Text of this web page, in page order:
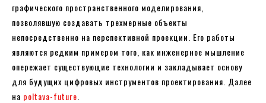
графического пространственного моделирования,
позволявшую создавать трехмерные объекты
непосредственно на перспективной проекции. Его работы
являются редким примером того, как инженерное мышление
опережает существующие технологии и закладывает основу
для будущих цифровых инструментов проектирования. Далее
на poltava-future